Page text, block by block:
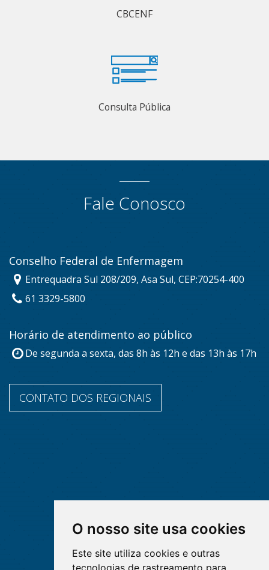
O nosso site usa cookies
Este site utiliza cookies e outras
tecnologias de rastreamento para
CBCENF
Consulta Pública
Fale Conosco
Conselho Federal de Enfermagem
Entrequadra Sul 208/209, Asa Sul, CEP:70254-400
61 3329-5800
Horário de atendimento ao público
De segunda a sexta, das 8h às 12h e das 13h às 17h
CONTATO DOS REGIONAIS